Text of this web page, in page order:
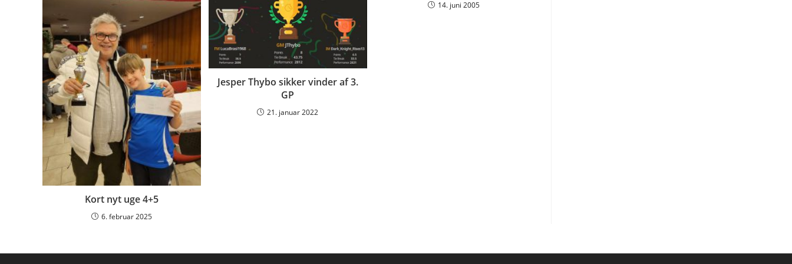
Kort nyt uge 4+5
6. februar 2025
Jesper Thybo sikker vinder af 3.
GP
21. januar 2022
14. juni 2005